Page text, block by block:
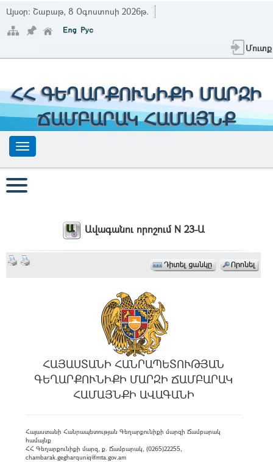
Այսօր: Շաբաթ, 8 Օգոստոսի 2026թ.
Մուտք
ՀՀ ԳԵՂԱՐՔՈՒՆԻՔԻ ՄԱՐԶԻ
ՃԱՄԲԱՐԱԿ ՀԱՄԱՅՆՔ
Ավագանու որոշում N 23-Ա
ՀԱՅԱՍՏԱՆԻ ՀԱՆՐԱՊԵՏՈՒԹՅԱՆ
ԳԵՂԱՐՔՈՒՆԻՔԻ ՄԱՐԶԻ ՃԱՄԲԱՐԱԿ
ՀԱՄԱՅՆՔԻ ԱՎԱԳԱՆԻ
Հայաստանի Հանրապետության Գեղարքունիքի մարզի Ճամբարակ
համայնք
ՀՀ Գեղարքունիքի մարզ, ք. Ճամբարակ, (0265)22255,
chambarak.gegharquniq@mta.gov.am